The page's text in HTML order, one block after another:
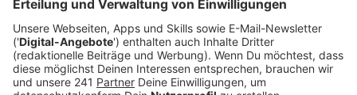
vorgestellt.
Sieben Listen treten bei der Wahl für den
Integrationsrat an. Drei der Listen sind bereits im
jetzigen Rat vertreten. Vier haben sich neugegründet.